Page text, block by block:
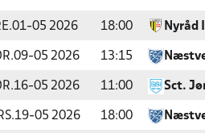
01-05 2026 18:00 Nyråd
09-05 2026 13:15
16-05 2026 11:00 Sct.
19-05 2026 18:00